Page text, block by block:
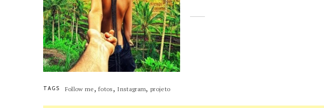
TAGS Follow me,fotos, Instagram, projeto